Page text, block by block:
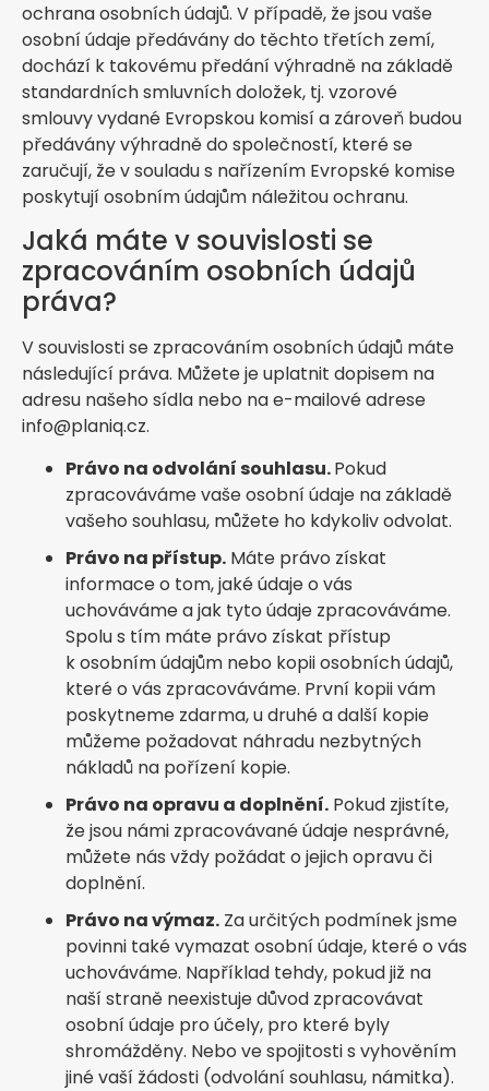
ochrana osobních údajů. V případě, že jsou vaše
osobní údaje předávány do těchto třetích zemí,
dochází k takovému předání výhradně na základě
standardních smluvních doložek, tj. vzorové
smlouvy vydané Evropskou komisí a zároveň budou
předávány výhradně do společností, které se
zaručují, že v souladu s nařízením Evropské komise
poskytují osobním údajům náležitou ochranu.
Jaká máte v souvislosti se
zpracováním osobních údajů
práva?
V souvislosti se zpracováním osobních údajů máte
následující práva. Můžete je uplatnit dopisem na
adresu našeho sídla nebo na e-mailové adrese
info@planiq.cz.
Právo na odvolání souhlasu.Pokud
zpracováváme vaše osobní údaje na základě
vašeho souhlasu, můžete ho kdykoliv odvolat.
Právo na přístup. Máte právo získat
informace o tom, jaké údaje o vás
uchováváme a jak tyto údaje zpracováváme.
Spolu s tím máte právo získat přístup
k osobním údajům nebo kopii osobních údajů,
které o vás zpracováváme. První kopii vám
poskytneme zdarma, u druhé a další kopie
můžeme požadovat náhradu nezbytných
nákladů na pořízení kopie.
Právo na opravu a doplnění. Pokud zjistíte,
že jsou námi zpracovávané údaje nesprávné,
můžete nás vždy požádat o jejich opravu či
doplnění.
Právo na výmaz. Za určitých podmínek jsme
povinni také vymazat osobní údaje, které o vás
uchováváme. Například tehdy, pokud již na
naší straně neexistuje důvod zpracovávat
osobní údaje pro účely, pro které byly
shromážděny. Nebo ve spojitosti s vyhověním
jiné vaší žádosti (odvolání souhlasu, námitka).